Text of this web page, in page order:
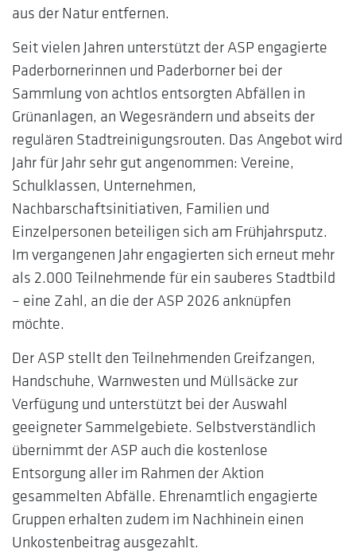
aus der Natur entfernen.
Seit vielen Jahren unterstützt der ASP engagierte
Paderbornerinnen und Paderborner bei der
Sammlung von achtlos entsorgten Abfällen in
Grünanlagen, an Wegesrändern und abseits der
regulären Stadtreinigungsrouten. Das Angebot wird
Jahr für Jahr sehr gut angenommen: Vereine,
Schulklassen, Unternehmen,
Nachbarschaftsinitiativen, Familien und
Einzelpersonen beteiligen sich am Frühjahrsputz.
Im vergangenen Jahr engagierten sich erneut mehr
als 2.000 Teilnehmende für ein sauberes Stadtbild
– eine Zahl, an die der ASP 2026 anknüpfen
möchte.
Der ASP stellt den Teilnehmenden Greifzangen,
Handschuhe, Warnwesten und Müllsäcke zur
Verfügung und unterstützt bei der Auswahl
geeigneter Sammelgebiete. Selbstverständlich
übernimmt der ASP auch die kostenlose
Entsorgung aller im Rahmen der Aktion
gesammelten Abfälle. Ehrenamtlich engagierte
Gruppen erhalten zudem im Nachhinein einen
Unkostenbeitrag ausgezahlt.